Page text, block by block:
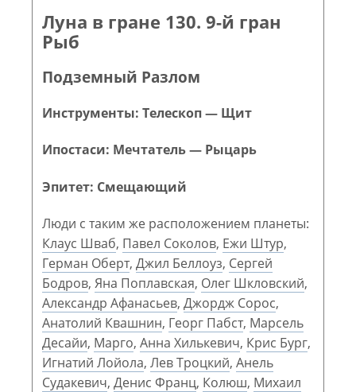
Луна в гране 130. 9-й гран
Рыб
Подземный Разлом
Инструменты: Телескоп — Щит
Ипостаси: Мечтатель — Рыцарь
Эпитет: Смещающий
Люди с таким же расположением планеты:
Клаус Шваб, Павел Соколов, Ежи Штур,
Герман Оберт, Джил Беллоуз, Сергей
Бодров, Яна Поплавская, Олег Шкловский,
Александр Афанасьев, Джордж Сорос,
Анатолий Квашнин, Георг Пабст, Марсель
Десайи, Марго, Анна Хилькевич, Крис Бург,
Игнатий Лойола, Лев Троцкий, Анель
Судакевич, Денис Франц, Колюш, Михаил